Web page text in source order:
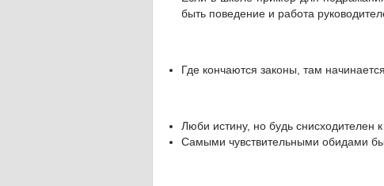
быть поведение и работа
Где кончаются законы, там
Люби истину, но будь снисходителен
Самыми чувствительными обидами